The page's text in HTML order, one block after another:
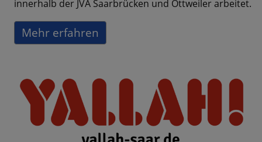
innerhalb der JVA Saarbrücken und Ottweiler arbeitet.
Mehr erfahren